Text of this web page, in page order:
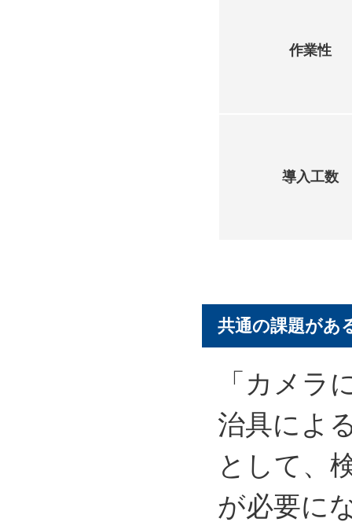
作業性
導入工数
共通の課題があ
「カメラ
治具によ
として、
が必要に